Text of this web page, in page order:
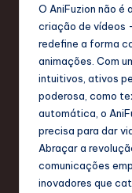
O AniFuzion não é
criação de vídeos
redefine a forma
animações. Com
intuitivos, ativos
poderosa, como
automática, o
precisa para dar
Abraçar a
comunicações
inovadores que